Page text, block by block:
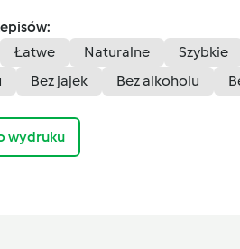
Łatwe Naturalne Szybkie
Bez jajek Bez alkoholu
wydruku